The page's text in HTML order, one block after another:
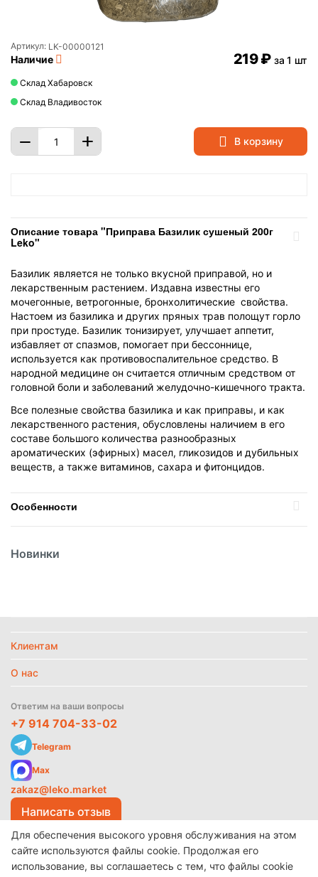
Артикул: LK-00000121
Наличие
Склад Хабаровск
Склад Владивосток
‍219‍₽ за 1 шт
+
− В корзину
Описание товара "Приправа Базилик сушеный 200г
Leko"
Базилик является не только вкусной приправой, но и
лекарственным растением. Издавна известны его
мочегонные, ветрогонные, бронхолитические свойства.
Настоем из базилика и других пряных трав полощут горло
при простуде. Базилик тонизирует, улучшает аппетит,
избавляет от спазмов, помогает при бессоннице,
используется как противовоспалительное средство. В
народной медицине он считается отличным средством от
головной боли и заболеваний желудочно-кишечного тракта.
Все полезные свойства базилика и как приправы, и как
лекарственного растения, обусловлены наличием в его
составе большого количества разнообразных
ароматических (эфирных) масел, гликозидов и дубильных
веществ, а также витаминов, сахара и фитонцидов.
Особенности
Новинки
Клиентам
О нас
Ответим на ваши вопросы
+7 914 704-33-02
Telegram
Max
zakaz@leko.market
Написать отзыв
Для обеспечения высокого уровня обслуживания на этом
сайте используются файлы cookie. Продолжая его
использование, вы соглашаетесь с тем, что файлы cookie